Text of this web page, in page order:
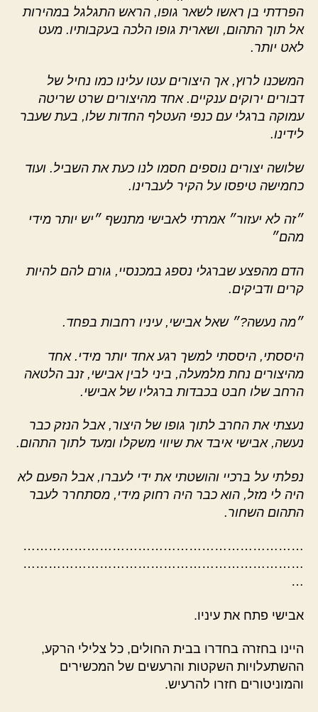
הפרדתי בן ראשו לשאר גופו, הראש התגלגל במהירות
אל תוך התהום, ושארית גופו הלכה בעקבותיו. מעט
לאט יותר.
המשכנו לרוץ, אך היצורים עטו עלינו כמו נחיל של
דבורים ירוקים ענקיים. אחד מהיצורים שרט שריטה
עמוקה ברגלי עם כנפי העטלף החדות שלו, בעת שעבר
לידינו.
שלושה יצורים נוספים חסמו לנו כעת את השביל. ועוד
כחמישה טיפסו על הקיר לעברינו.
״זה לא יעזור״ אמרתי לאבישי מתנשף ״יש יותר מידי
מהם״
הדם מהפצע שברגלי נספג במכנסיי, גורם להם להיות
קרים ודביקים.
״מה נעשה?״ שאל אבישי, עיניו רחבות בפחד.
היססתי, היססתי למשך רגע אחד יותר מידי. אחד
מהיצורים נחת מלמעלה, ביני לבין אבישי, זנב הלטאה
הרחב שלו חבט בכבדות ברגליו של אבישי.
נעצתי את החרב לתוך גופו של היצור, אבל הנזק כבר
נעשה, אבישי איבד את שיווי משקלו ומעד לתוך התהום.
נפלתי על ברכיי והושטתי את ידי לעברו, אבל הפעם לא
היה לי מזל, הוא כבר היה רחוק מידי, מסתחרר לעבר
התהום השחור.
…………………………………………………………
…………………………………………………………
…
אבישי פתח את עיניו.
היינו בחזרה בחדרו בבית החולים, כל צלילי הרקע,
ההשתעלויות השקטות והרעשים של המכשירים
והמוניטורים חזרו להרעיש.